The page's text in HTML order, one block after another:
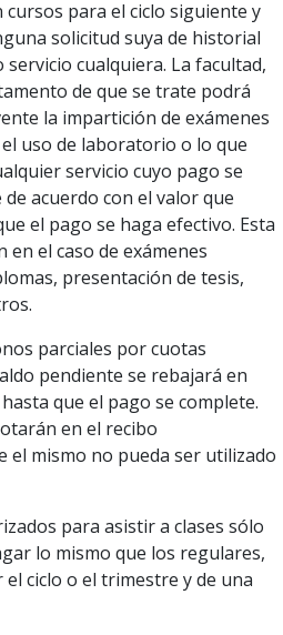
para el ciclo siguiente y
solicitud suya de historial
cualquiera. La facultad,
de que se trate podrá
la impartición de exámenes
uso de laboratorio o lo que
servicio cuyo pago se
acuerdo con el valor que
el pago se haga efectivo. Esta
el caso de exámenes
presentación de tesis,
parciales por cuotas
pendiente se rebajará en
que el pago se complete.
en el recibo
el mismo no pueda ser utilizado
para asistir a clases sólo
lo mismo que los regulares,
ciclo o el trimestre y de una